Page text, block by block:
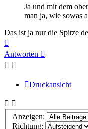
Ja und mit dem
man ja, wie sowas
Das ist ja nur die Spitze
oben
Antworten
Druckansicht
Anzeigen:
Richtung: